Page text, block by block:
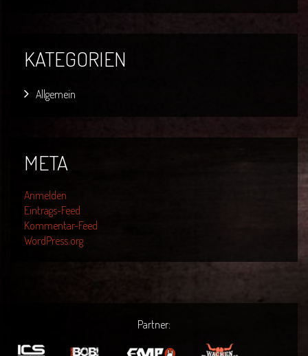
KATEGORIEN
Allgemein
META
Anmelden
Eintrags-Feed
Kommentar-Feed
WordPress.org
Partner: